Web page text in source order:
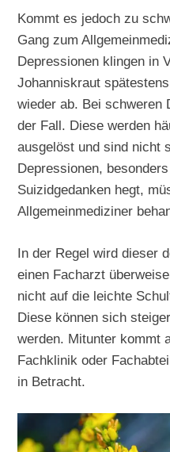
Kommt es jedoch zu
Gang zum
Depressionen klingen in
Johanniskraut
wieder ab. Bei schweren
der Fall. Diese werden
ausgelöst und sind nicht
Depressionen,
Suizidgedanken hegt,
Allgemeinmediziner
In der Regel wird dieser
einen Facharzt
nicht auf die leichte
Diese können sich
werden. Mitunter kommt
Fachklinik oder
in Betracht.